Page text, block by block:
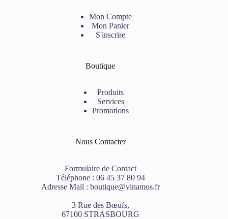
Mon Compte
Mon Panier
S'inscrire
Boutique
Produits
Services
Promotions
Nous Contacter
Formulaire de Contact
Téléphone : 06 45 37 80 94
Adresse Mail : boutique@vinamos.fr
3 Rue des Bœufs,
67100 STRASBOURG